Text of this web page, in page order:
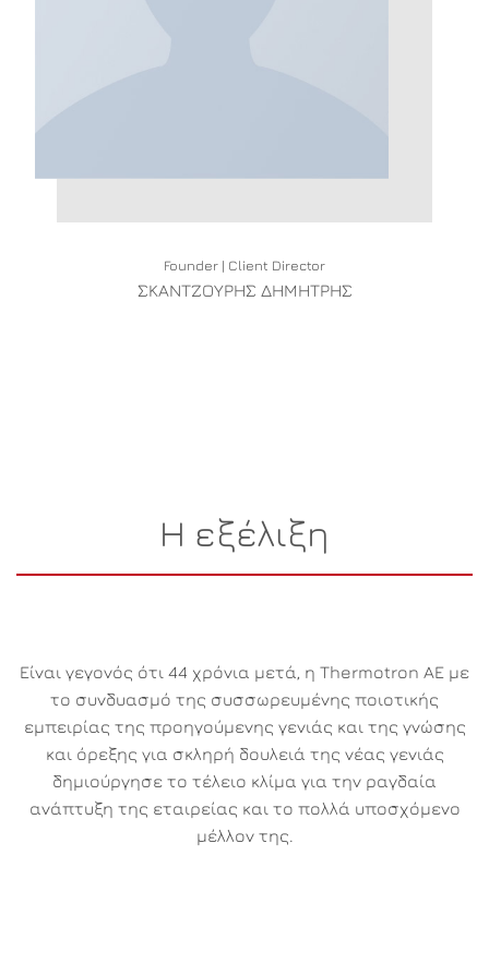
Founder | Client Director
ΣΚΑΝΤΖΟΥΡΗΣ ΔΗΜΗΤΡΗΣ
Η εξέλιξη
Είναι γεγονός ότι 44 χρόνια μετά, η Thermotron ΑΕ με
το συνδυασμό της συσσωρευμένης ποιοτικής
εμπειρίας της προηγούμενης γενιάς και της γνώσης
και όρεξης για σκληρή δουλειά της νέας γενιάς
δημιούργησε το τέλειο κλίμα για την ραγδαία
ανάπτυξη της εταιρείας και το πολλά υποσχόμενο
μέλλον της.